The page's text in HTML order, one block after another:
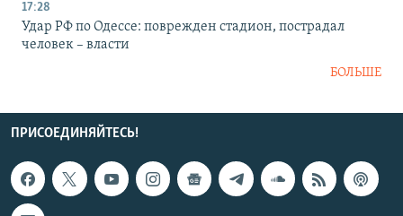
17:28
Удар РФ по Одессе: поврежден стадион, пострадал
человек – власти
БОЛЬШЕ
ПРИСОЕДИНЯЙТЕСЬ!